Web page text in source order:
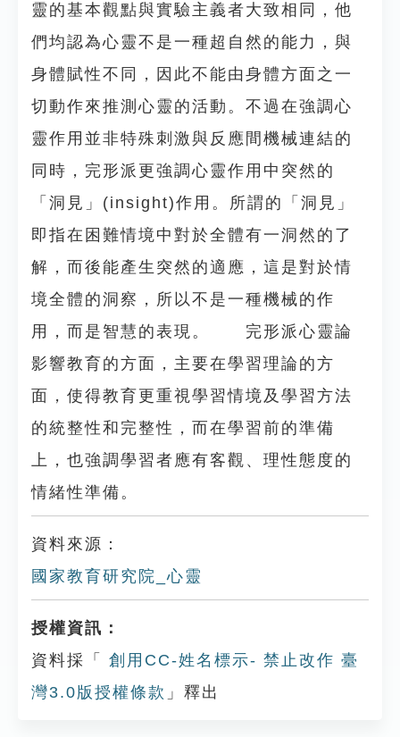
靈的基本觀點與實驗主義者大致相同，他
們均認為心靈不是一種超自然的能力，與
身體賦性不同，因此不能由身體方面之一
切動作來推測心靈的活動。不過在強調心
靈作用並非特殊刺激與反應間機械連結的
同時，完形派更強調心靈作用中突然的
「洞見」(insight)作用。所謂的「洞見」
即指在困難情境中對於全體有一洞然的了
解，而後能產生突然的適應，這是對於情
境全體的洞察，所以不是一種機械的作
用，而是智慧的表現。 完形派心靈論
影響教育的方面，主要在學習理論的方
面，使得教育更重視學習情境及學習方法
的統整性和完整性，而在學習前的準備
上，也強調學習者應有客觀、理性態度的
情緒性準備。
資料來源：
國家教育研究院_心靈
授權資訊：
資料採「
創用CC-姓名標示- 禁止改作 臺
灣3.0版授權條款 」釋出